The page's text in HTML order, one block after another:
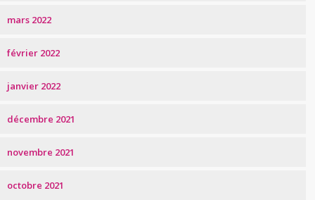
mars 2022
février 2022
janvier 2022
décembre 2021
novembre 2021
octobre 2021